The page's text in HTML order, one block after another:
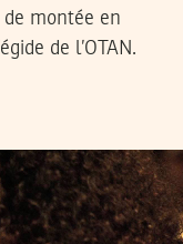
montée en
de l’OTAN.